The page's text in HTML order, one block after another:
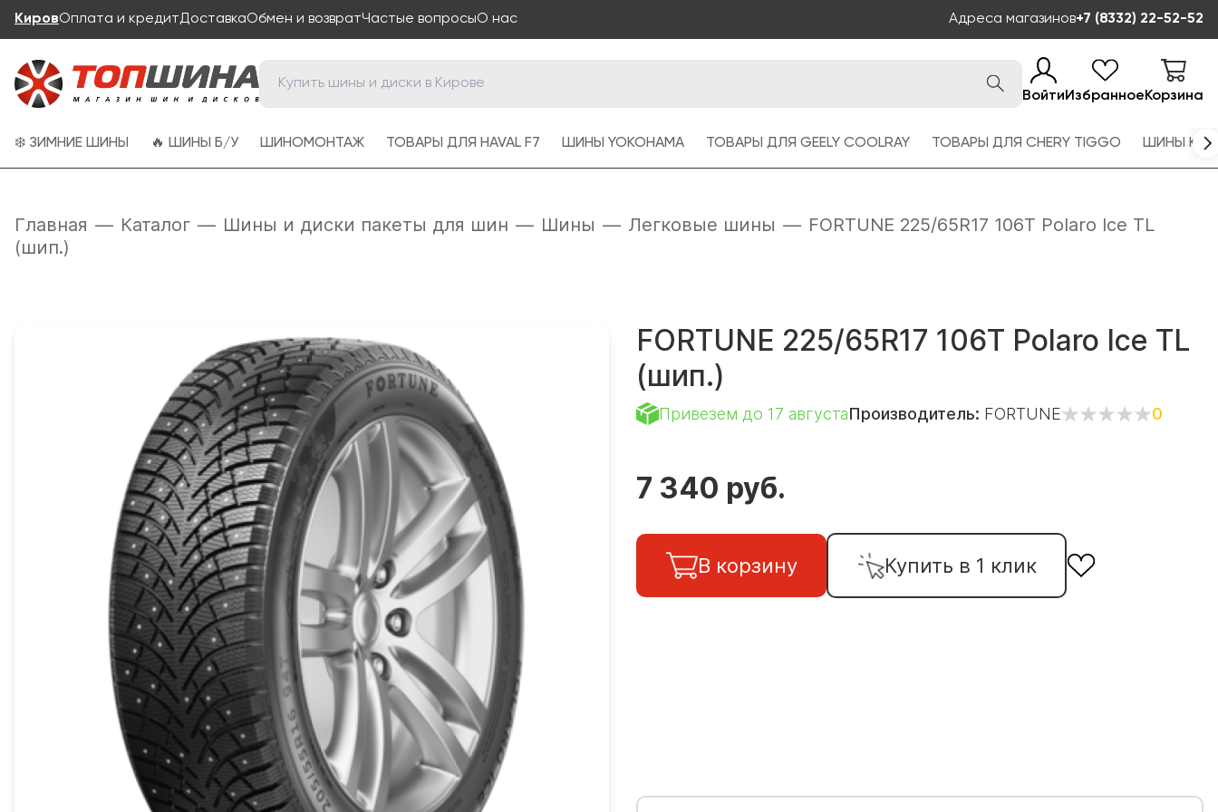
КировОплата и кредитДоставкаОбмен и возвратЧастые вопросыО нас Адреса магазинов+7 (8332) 22-52-52
ВойтиИзбранноеКорзина
❄️ ЗИМНИЕ ШИНЫ 🔥 ШИНЫ Б/У ШИНОМОНТАЖ ТОВАРЫ ДЛЯ HAVAL F7 ШИНЫ YOKOHAMA ТОВАРЫ ДЛЯ GEELY COOLRAY ТОВАРЫ ДЛЯ CHERY TIGGO ШИНЫ
Главная — Каталог — Шины и диски пакеты для шин — Шины — Легковые шины — FORTUNE 225/65R17 106T Polaro Ice TL
(шип.)
FORTUNE 225/65R17 106T Polaro Ice TL
(шип.)
Привезем до 17 августаПроизводитель: FORTUNE 0
7 340 руб.
В корзину Купить в 1 клик